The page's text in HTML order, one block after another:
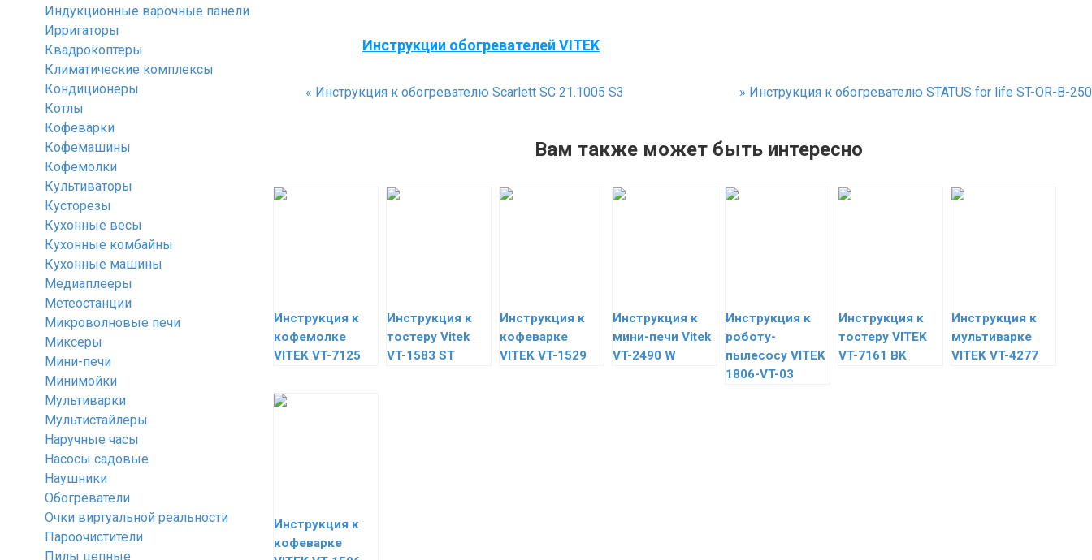
Инструкции обогревателей VITEK
« Инструкция к обогревателю Scarlett SC 21.1005 S3 » Инструкция к обогревателю STATUS for life ST-OR-B-250
Вам также может быть интересно
Инструкция к
кофемолке
VITEK VT-7125
Инструкция к
тостеру Vitek
VT-1583 ST
Инструкция к
кофеварке
VITEK VT-1529
Инструкция к
мини-печи Vitek
VT-2490 W
Инструкция к
роботу-
пылесосу VITEK
1806-VT-03
Инструкция к
тостеру VITEK
VT-7161 BK
Инструкция к
мультиварке
VITEK VT-4277
Инструкция к
кофеварке
Индукционные варочные панели
Ирригаторы
Квадрокоптеры
Климатические комплексы
Кондиционеры
Котлы
Кофеварки
Кофемашины
Кофемолки
Культиваторы
Кусторезы
Кухонные весы
Кухонные комбайны
Кухонные машины
Медиаплееры
Метеостанции
Микроволновые печи
Миксеры
Мини-печи
Минимойки
Мультиварки
Мультистайлеры
Наручные часы
Насосы садовые
Наушники
Обогреватели
Очки виртуальной реальности
Пароочистители
Пилы цепные